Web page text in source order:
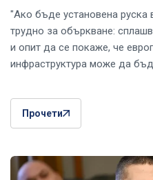
"Ако бъде установена
трудно за объркване:
и опит да се покаже, че
инфраструктура може да
Прочети